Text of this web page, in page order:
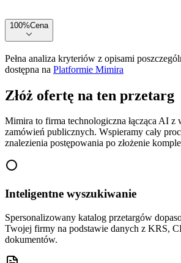
100%Cena
Pełna analiza kryteriów z opisami
dostępna na Platformie Mimira
Złóż ofertę na ten przetarg
Mimira to firma technologiczna łącząca AI z
zamówień publicznych. Wspieramy cały
znalezienia postępowania po złożenie
Inteligentne wyszukiwanie
Spersonalizowany katalog przetargów
Twojej firmy na podstawie danych z KRS,
dokumentów.